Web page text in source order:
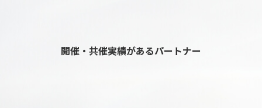
開催・共催実績があるパートナー